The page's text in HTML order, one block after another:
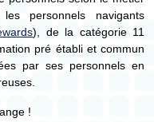
personnels navigants
), de la catégorie 11
pré établi et commun
par ses personnels en
!